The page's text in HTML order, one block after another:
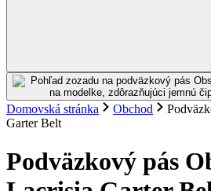
Domovská stránka Obchod
Garter Belt
Podväzkový pás